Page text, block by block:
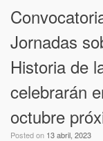
Jornadas
Historia de
celebrarán
octubre
Posted on 13 abril, 2023